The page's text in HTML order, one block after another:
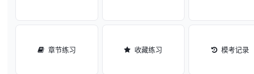
章节练习 收藏练习 模考记录